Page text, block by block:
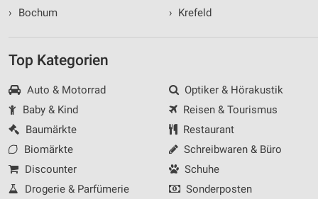
›
Bochum
› Krefeld
Top Kategorien
Auto & Motorrad
Baby & Kind
Baumärkte
Biomärkte
Discounter
Drogerie & Parfümerie
Optiker & Hörakustik
Reisen & Tourismus
Restaurant
Schreibwaren & Büro
Schuhe
Sonderposten